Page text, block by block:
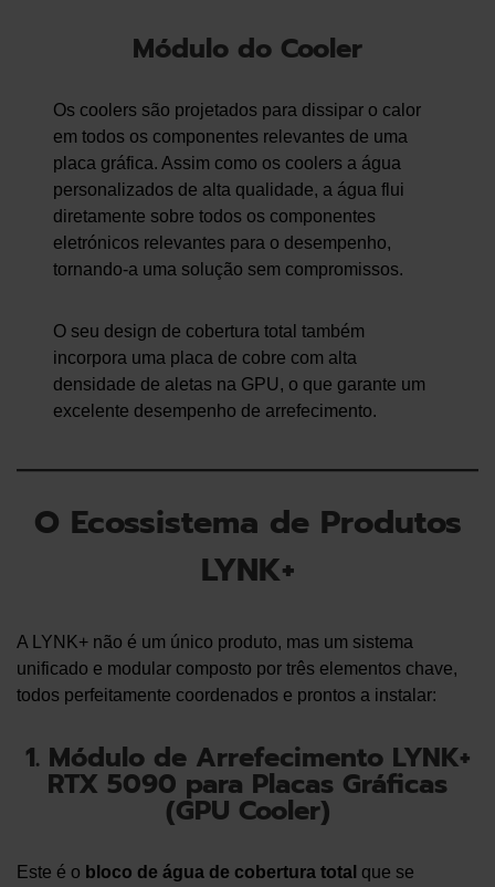
Módulo do Cooler
Os coolers são projetados para dissipar o calor
em todos os componentes relevantes de uma
placa gráfica. Assim como os coolers a água
personalizados de alta qualidade, a água flui
diretamente sobre todos os componentes
eletrónicos relevantes para o desempenho,
tornando-a uma solução sem compromissos.
O seu design de cobertura total também
incorpora uma placa de cobre com alta
densidade de aletas na GPU, o que garante um
excelente desempenho de arrefecimento.
O Ecossistema de Produtos
LYNK+
A LYNK+ não é um único produto, mas um sistema
unificado e modular composto por três elementos chave,
todos perfeitamente coordenados e prontos a instalar:
1. Módulo de Arrefecimento LYNK+
RTX 5090 para Placas Gráficas
(GPU Cooler)
Este é o bloco de água de cobertura total que se